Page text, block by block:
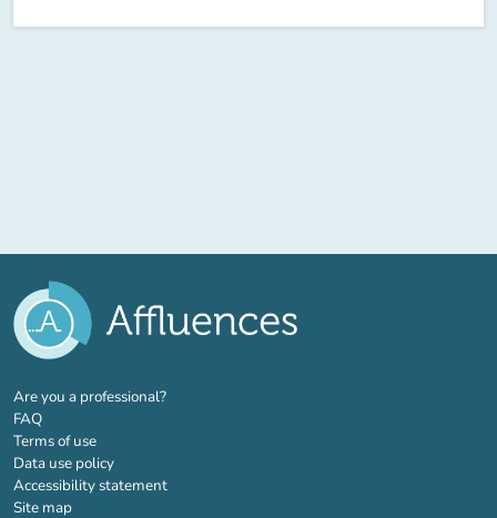
Are you a professional?(new tab)
FAQ
Terms of use
Data use policy
Accessibility statement
Site map